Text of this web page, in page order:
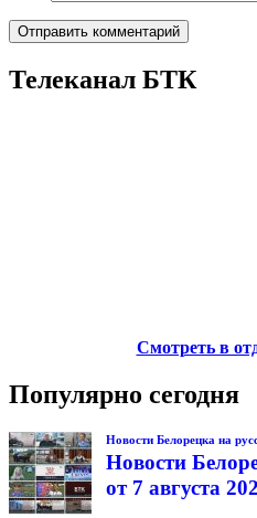
Телеканал БТК
Смотреть в
Популярно сегодня
Новости Белорецка на
Новости
от 7 августа